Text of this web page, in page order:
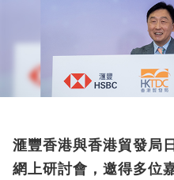
滙豐香港與香港貿發局
網上研討會，邀得多位